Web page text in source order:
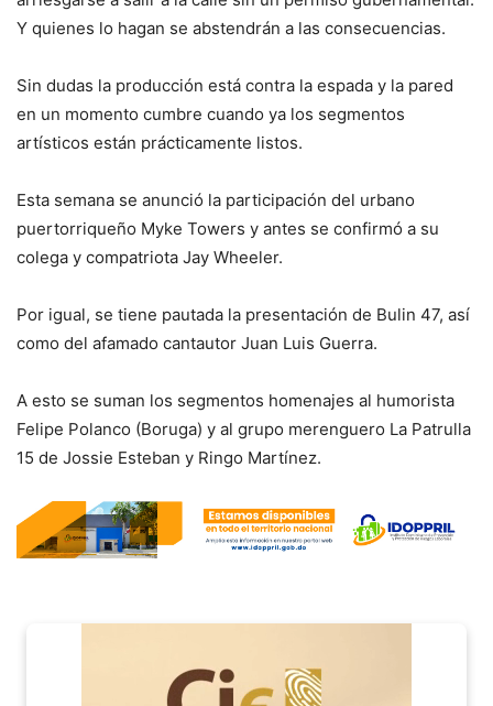
Y quienes lo hagan se abstendrán a las consecuencias.
Sin dudas la producción está contra la espada y la pared
en un momento cumbre cuando ya los segmentos
artísticos están prácticamente listos.
Esta semana se anunció la participación del urbano
puertorriqueño Myke Towers y antes se confirmó a su
colega y compatriota Jay Wheeler.
Por igual, se tiene pautada la presentación de Bulin 47, así
como del afamado cantautor Juan Luis Guerra.
A esto se suman los segmentos homenajes al humorista
Felipe Polanco (Boruga) y al grupo merenguero La Patrulla
15 de Jossie Esteban y Ringo Martínez.